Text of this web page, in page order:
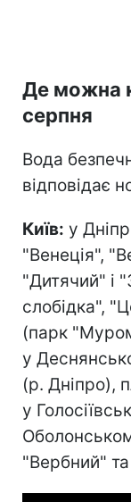
Де можна
серпня
Вода
відповідає
Київ: у
"Венеція",
"Дитячий" і
слобідка",
(парк
у
(р. Дніпро),
у
"Вербний"